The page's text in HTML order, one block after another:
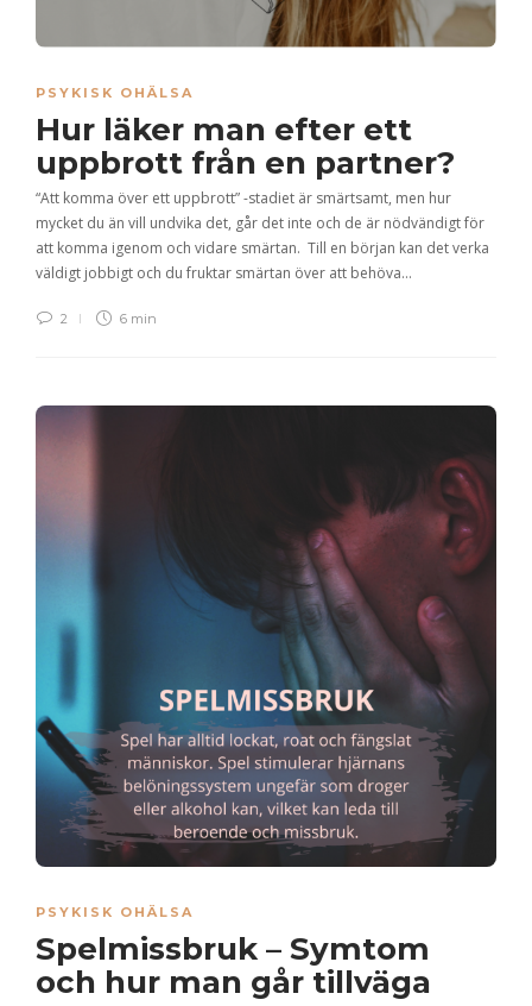
PSYKISK OHÄLSA
Hur läker man efter ett
uppbrott från en partner?
“Att komma över ett uppbrott” -stadiet är smärtsamt, men hur
mycket du än vill undvika det, går det inte och de är nödvändigt för
att komma igenom och vidare smärtan. Till en början kan det verka
väldigt jobbigt och du fruktar smärtan över att behöva…
2 6 min
PSYKISK OHÄLSA
Spelmissbruk – Symtom
och hur man går tillväga